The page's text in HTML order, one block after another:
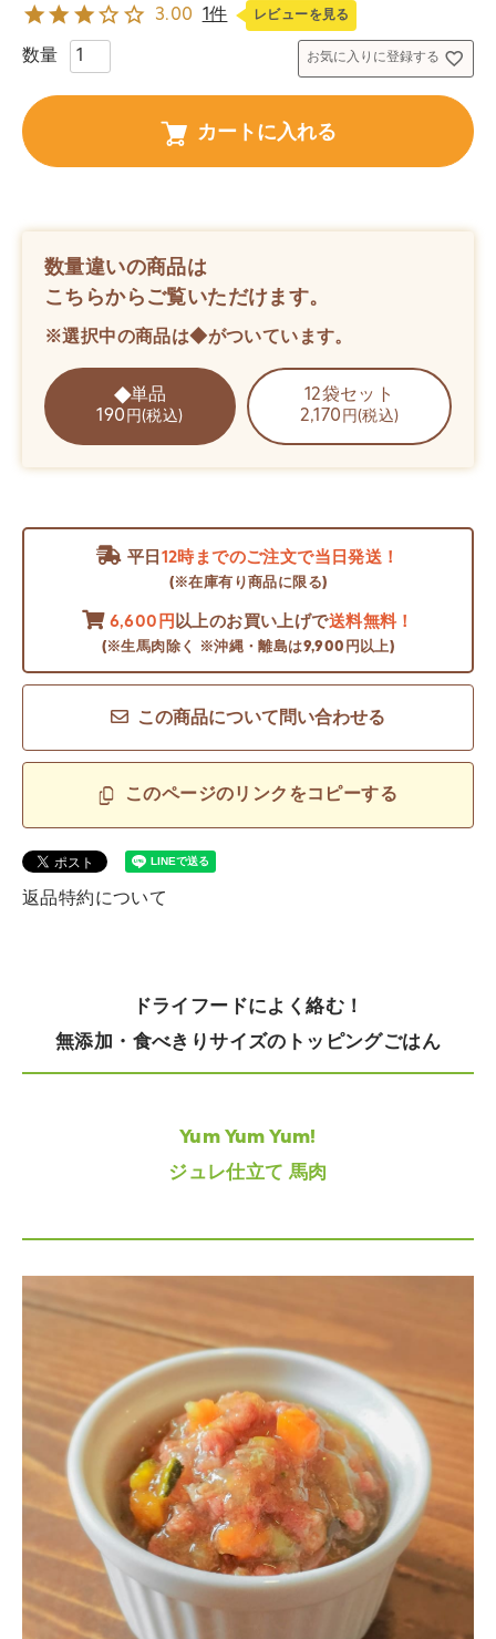
3.00 1件 レビューを見る
お気に入りに登録する
カートに入れる
数量違いの商品は
こちらからご覧いただけます。
※選択中の商品は◆がついています。
単品
190 円(税込)
12袋セット
2,170 円(税込)
平日 12時までのご注文で当日発送！
(※在庫有り商品に限る)
6,600円 以上のお買い上げで送料無料！
(※生馬肉除く ※沖縄・離島は9,900円以上)
この商品について問い合わせる
このページのリンクをコピーする
返品特約について
ドライフードによく絡む！
無添加・食べきりサイズのトッピングごはん
Yum Yum Yum!
ジュレ仕立て 馬肉